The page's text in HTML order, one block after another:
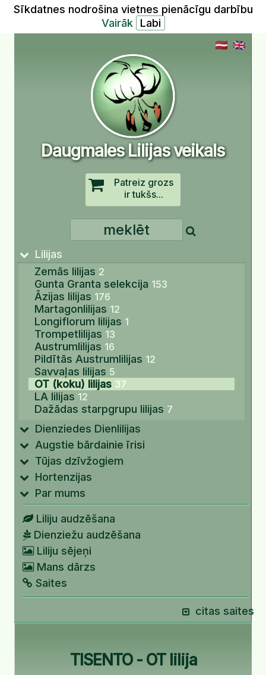
Sīkdatnes nodrošina vietnes pienācīgu darbību
Vairāk
Daugmales Lilijas veikals
Patreiz grozs
ir tukšs...
Lilijas
Zemās lilijas 2
Gunta Granta selekcija 153
Āzijas lilijas 176
Martagonlilijas 12
Longiflorum lilijas 1
Trompetlilijas 13
Austrumlilijas 16
Pildītās Austrumlilijas 12
Savvaļas lilijas 5
OT (koku) lilijas 37
LA lilijas 12
Dažādas starpgrupu lilijas 7
Dienziedes Dienlilijas
Augstie bārdainie īrisi
Tūjas dzīvžogiem
Hortenzijas
Par mums
Liliju audzēšana
Dienziežu audzēšana
Liliju sējeņi
Mans dārzs
Saites
citas saites
TISENTO - OT lilija